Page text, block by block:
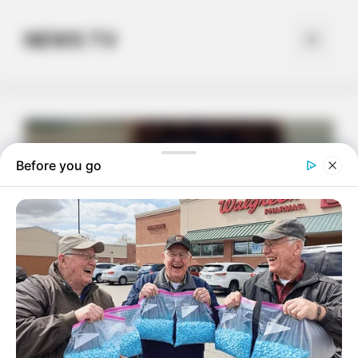
contentNEWS TV
Before you go